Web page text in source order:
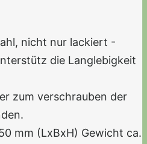
nicht nur lackiert -
die Langlebigkeit
zum verschrauben der
mm (LxBxH) Gewicht ca.